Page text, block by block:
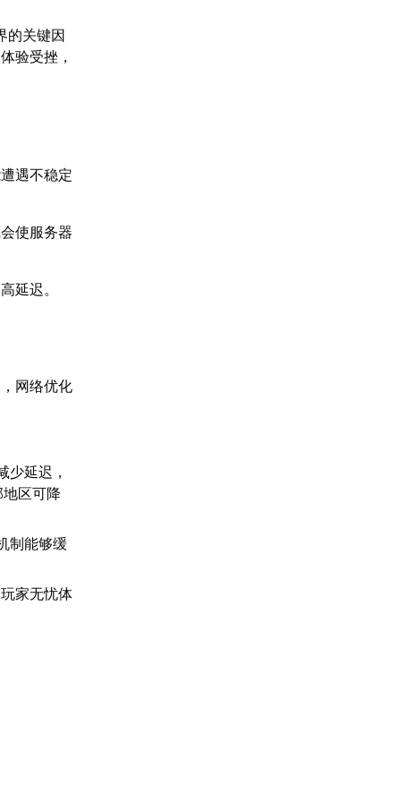
的关键因
验受挫，
遇不稳定
使服务器
延迟。
网络优化
少延迟，
区可降
制能够缓
家无忧体